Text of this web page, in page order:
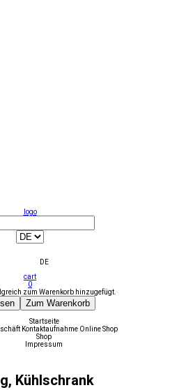
logo
DE
cart
0
zum Warenkorb hinzugefügt.
Zum Warenkorb
Startseite
Kontaktaufnahme Online Shop
Shop
Impressum
Kühlschrank